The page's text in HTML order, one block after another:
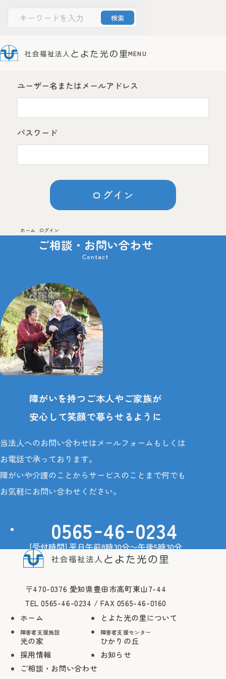
標準大
TEL 0565 46 -0234
ホーム
とよた光の里について
障害者支援施設光の家
サービス案内 施設のご案内
お申込みからご利用までの流れ
サービス案内 施設のご案内
お申込みからご利用までの流れ
福利厚生・制度
先輩職員インタビュー
お知らせ
情報公開
お問い合わせ
障害者支援施設
光の家
お申込みから
ご利用までの流
れ
ひかりの丘
お申込みから
ご利用までの流
障がい者や介護の相談をしたい
ログイン
ユーザー名またはメールアドレス
パスワード
ホーム ログイン
ご相談・お問い合わせ
障がいを持つご本人やご家族が
安心して笑顔で暮らせるように
当法人へのお問い合わせはメールフォームもしくは
お電話で承っております。
障がいや介護のことからサービスのことまで何でも
お気軽にお問い合わせください。
0565-46-0234
[受付時間] 平日午前8時30分〜午後5時30分
ご相談・お問い合わせ
〒470-0376 愛知県豊田市高町東山7-44
TEL 0565-46-0234 / FAX 0565-46-0160
ホーム
とよた光の里について
障害者支援施設
光の家
障害者支援センター
ひかりの丘
採用情報
お知らせ
ご相談・お問い合わせ